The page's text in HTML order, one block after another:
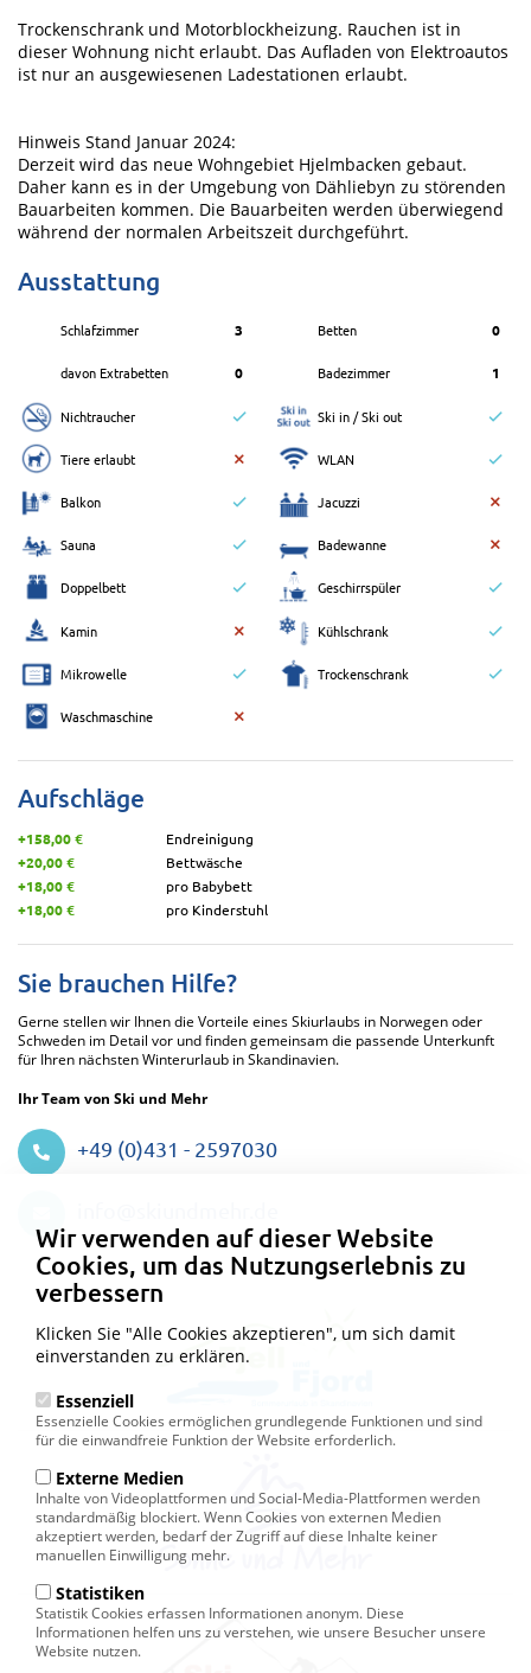
Trockenschrank und Motorblockheizung. Rauchen ist in
dieser Wohnung nicht erlaubt. Das Aufladen von Elektroautos
ist nur an ausgewiesenen Ladestationen erlaubt.
Hinweis Stand Januar 2024:
Derzeit wird das neue Wohngebiet Hjelmbacken gebaut.
Daher kann es in der Umgebung von Dähliebyn zu störenden
Bauarbeiten kommen. Die Bauarbeiten werden überwiegend
während der normalen Arbeitszeit durchgeführt.
Ausstattung
Schlafzimmer 3 Betten 0
davon Extrabetten 0 Badezimmer 1
Nichtraucher Ski in / Ski out
Tiere erlaubt WLAN
Balkon Jacuzzi
Sauna Badewanne
Doppelbett Geschirrspüler
Kamin Kühlschrank
Mikrowelle Trockenschrank
Waschmaschine
Aufschläge
+158,00 €
Endreinigung
+20,00 €
Bettwäsche
+18,00 €
pro Babybett
+18,00 €
pro Kinderstuhl
Sie brauchen Hilfe?
Gerne stellen wir Ihnen die Vorteile eines Skiurlaubs in Norwegen oder
Schweden im Detail vor und finden gemeinsam die passende Unterkunft
für Ihren nächsten Winterurlaub in Skandinavien.
Ihr Team von Ski und Mehr
+49 (0)431 - 2597030
Wir verwenden auf dieser Website
Cookies, um das Nutzungserlebnis zu
verbessern
Klicken Sie "Alle Cookies akzeptieren", um sich damit
einverstanden zu erklären.
Essenziell
Essenzielle Cookies ermöglichen grundlegende Funktionen und sind
für die einwandfreie Funktion der Website erforderlich.
Externe Medien
Inhalte von Videoplattformen und Social-Media-Plattformen werden
standardmäßig blockiert. Wenn Cookies von externen Medien
akzeptiert werden, bedarf der Zugriff auf diese Inhalte keiner
manuellen Einwilligung mehr.
Statistiken
Statistik Cookies erfassen Informationen anonym. Diese
Informationen helfen uns zu verstehen, wie unsere Besucher unsere
Website nutzen.